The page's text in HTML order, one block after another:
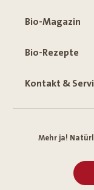
Bio-Magazin
Bio-Rezepte
Kontakt &
Mehr ja!